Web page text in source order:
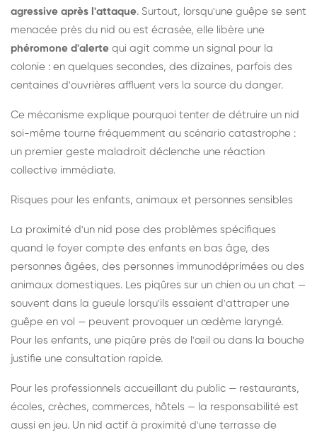
agressive après l'attaque. Surtout, lorsqu'une guêpe se sent
menacée près du nid ou est écrasée, elle libère une
phéromone d'alerte qui agit comme un signal pour la
colonie : en quelques secondes, des dizaines, parfois des
centaines d'ouvrières affluent vers la source du danger.
Ce mécanisme explique pourquoi tenter de détruire un nid
soi-même tourne fréquemment au scénario catastrophe :
un premier geste maladroit déclenche une réaction
collective immédiate.
Risques pour les enfants, animaux et personnes sensibles
La proximité d'un nid pose des problèmes spécifiques
quand le foyer compte des enfants en bas âge, des
personnes âgées, des personnes immunodéprimées ou des
animaux domestiques. Les piqûres sur un chien ou un chat —
souvent dans la gueule lorsqu'ils essaient d'attraper une
guêpe en vol — peuvent provoquer un œdème laryngé.
Pour les enfants, une piqûre près de l'œil ou dans la bouche
justifie une consultation rapide.
Pour les professionnels accueillant du public — restaurants,
écoles, crèches, commerces, hôtels — la responsabilité est
aussi en jeu. Un nid actif à proximité d'une terrasse de